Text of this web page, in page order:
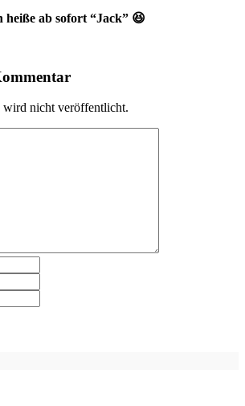
heiße ab sofort “Jack” 😆
wird nicht veröffentlicht.